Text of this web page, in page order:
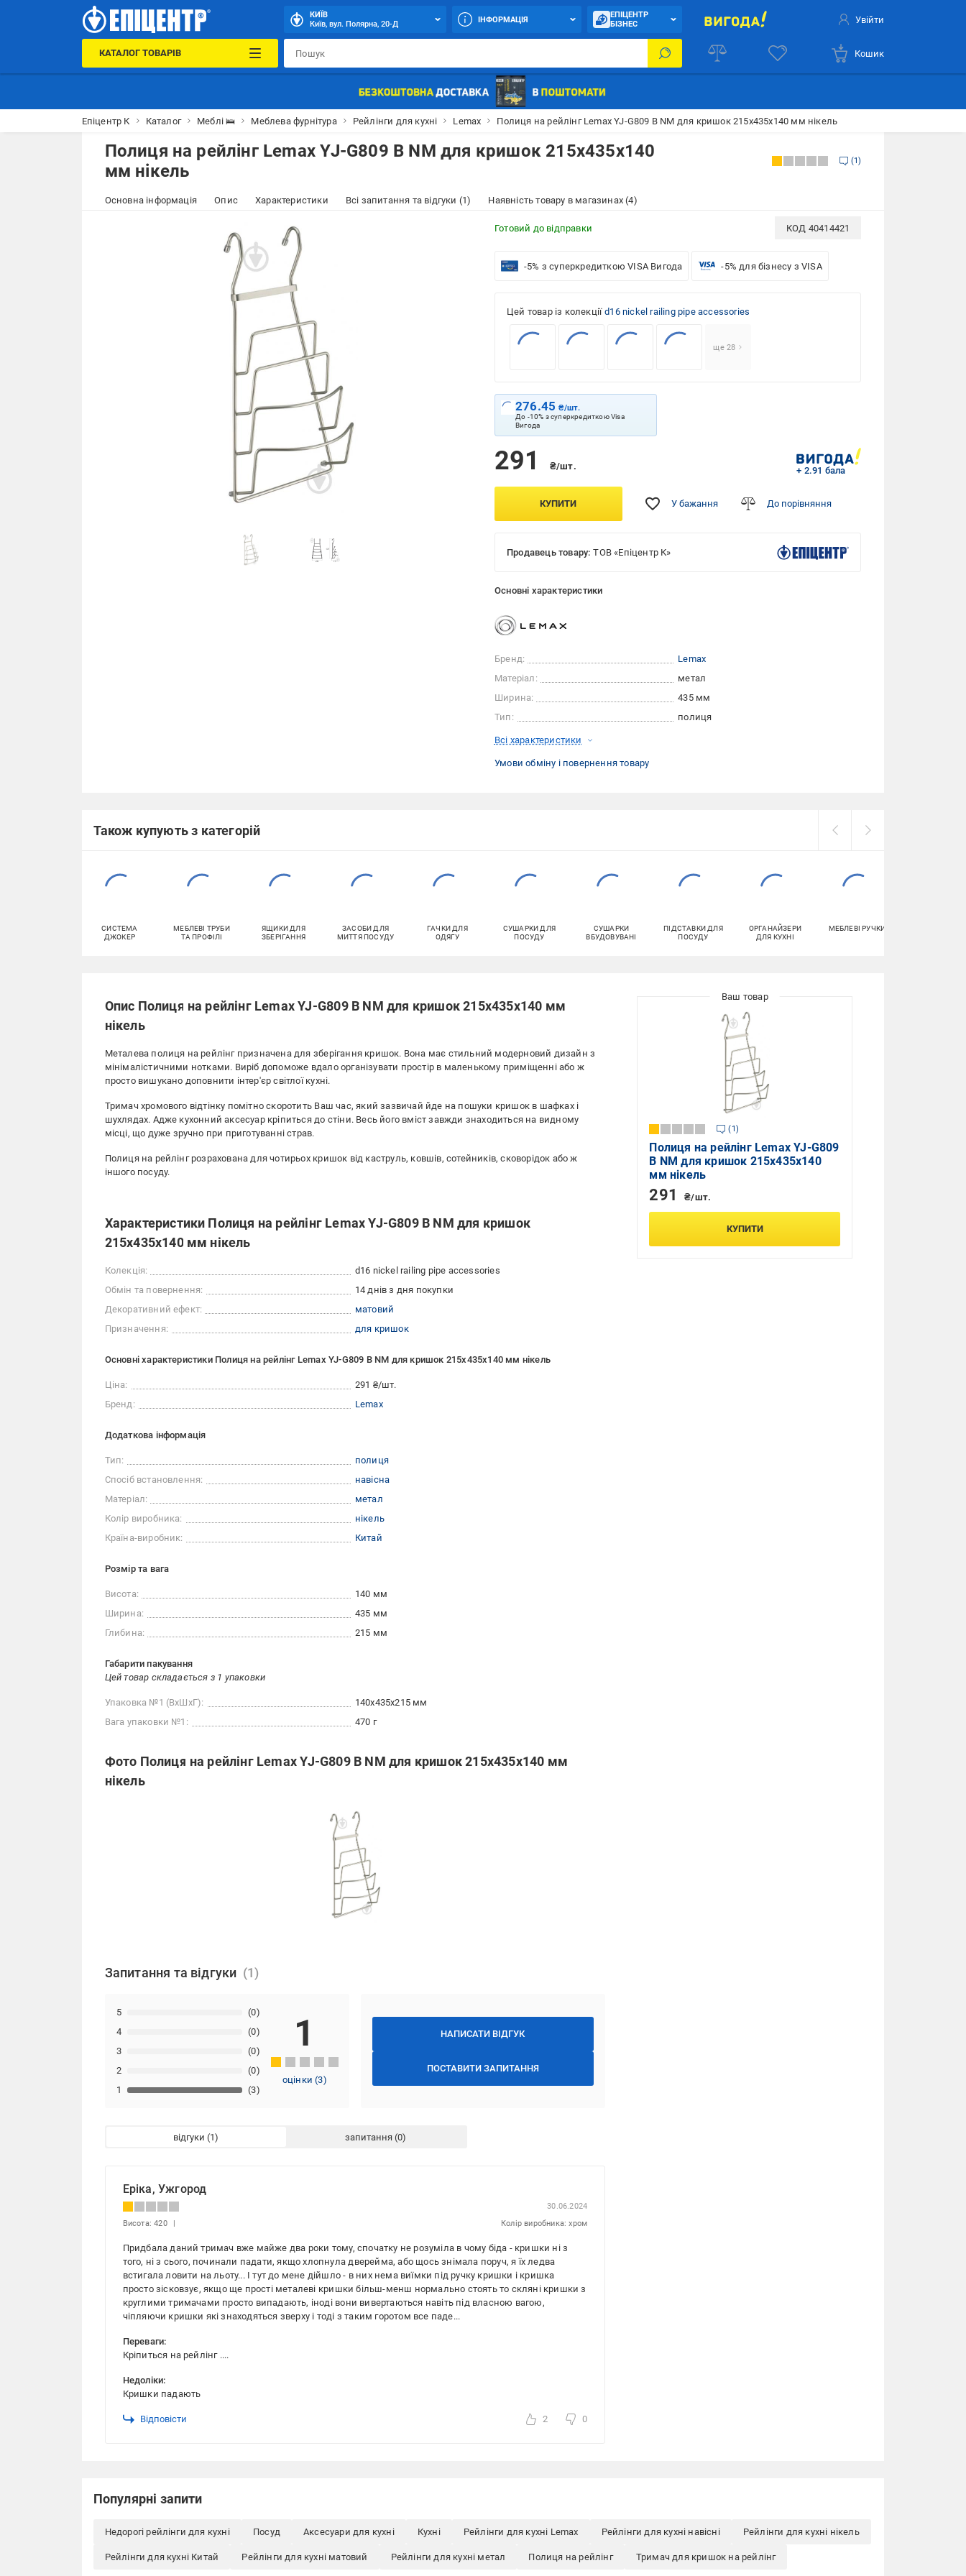
КИЇВ
Київ, вул. Полярна, 20-Д
ІНФОРМАЦІЯ
ЕПІЦЕНТР
БІЗНЕС
Увійти
КАТАЛОГ ТОВАРІВ Кошик
Епіцентр К Каталог Меблі 🛌 Меблева фурнітура Рейлінги для кухні Lemax Полиця на рейлінг Lemax YJ-G809 B NM для кришок 215х435х140 мм нікель
Полиця на рейлінг Lemax YJ-G809 B NM для кришок 215х435х140
мм нікель
1
Основна інформація Опис Характеристики Всі запитання та відгуки (1) Наявність товару в магазинах (4)
Готовий до відправки КОД 40414421
-5% з суперкредиткою VISA Вигода -5% для бізнесу з VISA
Цей товар із колекції d16 nickel railing pipe accessories
ще 28
276.45₴/шт.
До -10% з суперкредиткою Visa
Вигода
291 ₴/шт. + 2.91 бала
КУПИТИ У бажання До порівняння
Продавець товару: ТОВ «Епіцентр К»
Основні характеристики
Бренд:
Lemax
Матеріал:
метал
Ширина:
435 мм
Тип:
полиця
Всі характеристики
Умови обміну і повернення товару
Також купують з категорій
СИСТЕМА
ДЖОКЕР
МЕБЛЕВІ ТРУБИ
ТА ПРОФІЛІ
ЯЩИКИ ДЛЯ
ЗБЕРІГАННЯ
ЗАСОБИ ДЛЯ
МИТТЯ ПОСУДУ
ГАЧКИ ДЛЯ
ОДЯГУ
СУШАРКИ ДЛЯ
ПОСУДУ
СУШАРКИ
ВБУДОВУВАНІ
ПІДСТАВКИ ДЛЯ
ПОСУДУ
ОРГАНАЙЗЕРИ
ДЛЯ КУХНІ
МЕБЛЕВІ РУЧКИ
Опис Полиця на рейлінг Lemax YJ-G809 B NM для кришок 215х435х140 мм
нікель
Металева полиця на рейлінг призначена для зберігання кришок. Вона має стильний модерновий дизайн з
мінімалістичними нотками. Виріб допоможе вдало організувати простір в маленькому приміщенні або ж
просто вишукано доповнити інтер'єр світлої кухні.
Тримач хромового відтінку помітно скоротить Ваш час, який зазвичай йде на пошуки кришок в шафках і
шухлядах. Адже кухонний аксесуар кріпиться до стіни. Весь його вміст завжди знаходиться на видному
місці, що дуже зручно при приготуванні страв.
Полиця на рейлінг розрахована для чотирьох кришок від каструль, ковшів, сотейників, сковорідок або ж
іншого посуду.
Характеристики Полиця на рейлінг Lemax YJ-G809 B NM для кришок
215х435х140 мм нікель
Колекція:
d16 nickel railing pipe accessories
Обмін та повернення:
14 днів з дня покупки
Декоративний ефект:
матовий
Призначення:
для кришок
Основні характеристики Полиця на рейлінг Lemax YJ-G809 B NM для кришок 215х435х140 мм нікель
Ціна:
291 ₴/шт.
Бренд:
Lemax
Додаткова інформація
Тип:
полиця
Спосіб встановлення:
навісна
Матеріал:
метал
Колір виробника:
нікель
Країна-виробник:
Китай
Розмір та вага
Висота:
140 мм
Ширина:
435 мм
Глибина:
215 мм
Габарити пакування
Цей товар складається з 1 упаковки
Упаковка №1 (ВхШхГ):
140x435x215 мм
Вага упаковки №1:
470 г
Фото Полиця на рейлінг Lemax YJ-G809 B NM для кришок 215х435х140 мм
нікель
Запитання та відгуки
НАПИСАТИ ВІДГУК
ПОСТАВИТИ ЗАПИТАННЯ
1 (3)
2 (0)
3 (0)
4 (0)
5 (0)
1
оцінки(3)
відгуки запитання
Еріка, Ужгород
30.06.2024
Висота: 420
Колір виробника: хром
Придбала даний тримач вже майже два роки тому, спочатку не розуміла в чому біда - кришки ні з
того, ні з сього, починали падати, якщо хлопнула дверейма, або щось знімала поруч, я їх ледва
встигала ловити на льоту... І тут до мене дійшло - в них нема виїмки під ручку кришки і кришка
просто зісковзує, якщо ще прості металеві кришки більш-менш нормально стоять то скляні кришки з
круглими тримачами просто випадають, іноді вони вивертаються навіть під власною вагою,
чіпляючи кришки які знаходяться зверху і тоді з таким горотом все паде...
Переваги:
Кріпиться на рейлінг ....
Недоліки:
Кришки падають
Відповісти 2 0
1
Полиця на рейлінг Lemax YJ-G809
B NM для кришок 215х435х140
мм нікель
291 ₴/шт.
КУПИТИ
Популярні запити
Недорогі рейлінги для кухні Посуд Аксесуари для кухні Кухні Рейлінги для кухні Lemax Рейлінги для кухні навісні Рейлінги для кухні нікель
Рейлінги для кухні Китай Рейлінги для кухні матовий Рейлінги для кухні метал Полиця на рейлінг Тримач для кришок на рейлінг